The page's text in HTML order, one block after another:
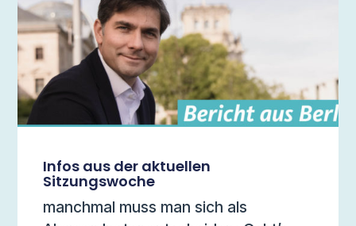
Infos aus der aktuellen
Sitzungswoche
manchmal muss man sich als